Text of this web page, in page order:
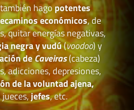
hagopotentes
económicos, de
quitar energías negativas,
negra y vudú(voodoo) y
deCaveiras(cabeza)
adicciones, depresiones,
de la voluntad ajena,
jueces,jefes, etc.